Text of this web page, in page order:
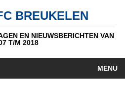
BREUKELEN
EN NIEUWSBERICHTEN VAN
T/M 2018
MENU